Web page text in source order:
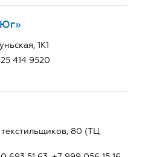
1К1
414 9520
80 (ТЦ